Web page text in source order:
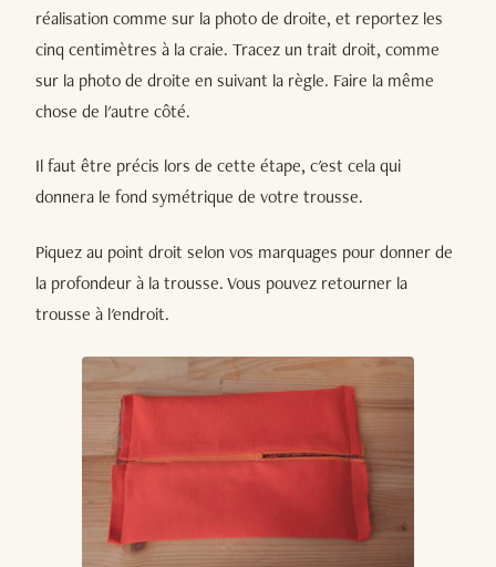
réalisation comme sur la photo de droite, et reportez les
cinq centimètres à la craie. Tracez un trait droit, comme
sur la photo de droite en suivant la règle. Faire la même
chose de l'autre côté.
Il faut être précis lors de cette étape, c'est cela qui
donnera le fond symétrique de votre trousse.
Piquez au point droit selon vos marquages pour donner de
la profondeur à la trousse. Vous pouvez retourner la
trousse à l'endroit.